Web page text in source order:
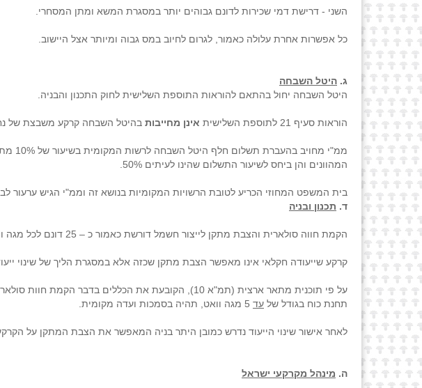
השני - דרישת דמי שכירות לדונם גבוהים יותר במסגרת המשא ומתן המסחרי.
כל אפשרות אחרת עלולה כאמור, לגרום לחיוב במס גבוה ומיותר אצל היישוב.
ג. היטל השבחה
היטל השבחה יחול בהתאם להוראות התוספת השלישית לחוק התכנון והבניה.
הוראות סעיף 21 לתוספת השלישית אינן מחייבות בהיטל השבחה קרקע משבצת של
המהוונים והן ביחס לשיעור התשלום שהינו לעיתים 50%.
בית המשפט המחוזי הכריע לטובת הרשויות המקומיות בנושא זה וממ"י הגיש ערעור
ד. תכנון ובניה
הקמת חווה סולארית והצבת מתקן לייצור חשמל דורשת כאמור כ – 25 דונם לכל מגה וואט חשמל קרי: לפרויקט של 5 מגה וואט נדרשים כ – 120 דונם.
קרקע שייעודה חקלאי אינו מאפשר הצבת מתקן שכזה אלא במסגרת הליך של שינוי
תחנת כוח בגודל של עד
לאחר אישור שינוי הייעוד נדרש כמובן היתר בניה המאפשר את הצבת המתקן על
ה. מינהל מקרקעי ישראל